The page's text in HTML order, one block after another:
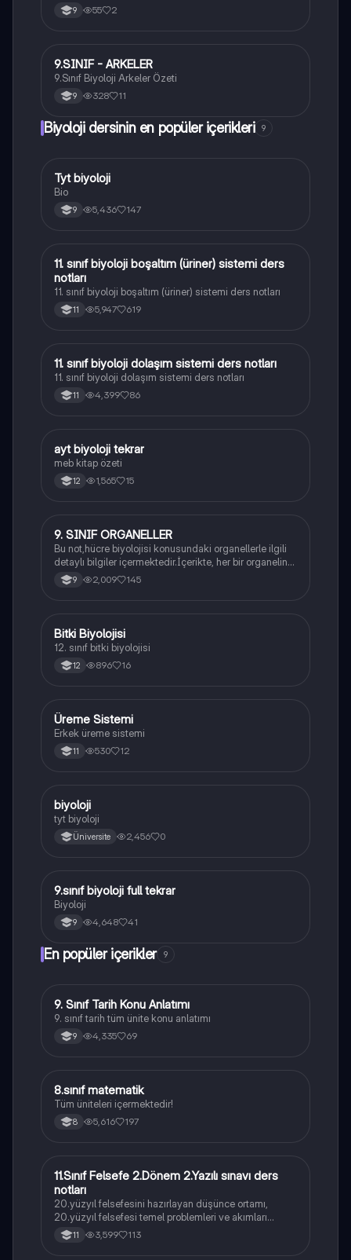
9 55 2
Biyoloji
9.SINIF - ARKELER
9.Sınıf Biyoloji Arkeler Özeti
9 328 11
Biyoloji dersinin en popüler içerikleri 9
Biyoloji
Tyt biyoloji
Bio
9 5,436 147
Biyoloji
11. sınıf biyoloji boşaltım (üriner) sistemi ders
notları
11. sınıf biyoloji boşaltım (üriner) sistemi ders notları
11 5,947 619
Biyoloji
11. sınıf biyoloji dolaşım sistemi ders notları
11. sınıf biyoloji dolaşım sistemi ders notları
11 4,399 86
Biyoloji
ayt biyoloji tekrar
meb kitap özeti
12 1,565 15
Biyoloji
9. SINIF ORGANELLER
Bu not,hücre biyolojisi konusundaki organellerle ilgili
detaylı bilgiler içermektedir.İçerikte, her bir organelin
yapısı,fonksiyonları ve hücre içindeki rolü
açıklanmaktadır.
9 2,009 145
Biyoloji
Bitki Biyolojisi
12. sınıf bitki biyolojisi
12 896 16
Biyoloji
Üreme Sistemi
Erkek üreme sistemi
11 530 12
BBiyoloji
biyoloji
tyt biyoloji
Üniversite 2,456 0
Biyoloji
9.sınıf biyoloji full tekrar
Biyoloji
9 4,648 41
En popüler içerikler 9
Tarih
9. Sınıf Tarih Konu Anlatımı
9. sınıf tarih tüm ünite konu anlatımı
9 4,335 69
Matematik
8.sınıf matematik
Tüm üniteleri içermektedir!
8 5,616 197
Felsefe
11.Sınıf Felsefe 2.Dönem 2.Yazılı sınavı ders
notları
20.yüzyıl felsefesini hazırlayan düşünce ortamı,
20.yüzyıl felsefesi temel problemleri ve akımları
konularını içermektedir
11 3,599 113